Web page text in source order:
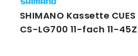
SHIMANO Kassette CUES
CS-LG700 11-fach 11-45Z